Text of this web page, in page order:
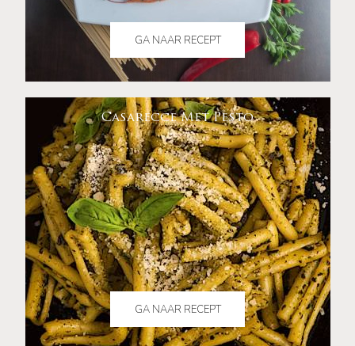
GA NAAR RECEPT
Casarecce Met Pesto
GA NAAR RECEPT